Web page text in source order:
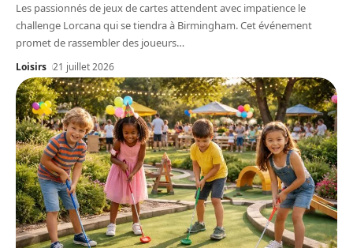
Les passionnés de jeux de cartes attendent avec impatience le
challenge Lorcana qui se tiendra à Birmingham. Cet événement
promet de rassembler des joueurs…
Loisirs 21 juillet 2026